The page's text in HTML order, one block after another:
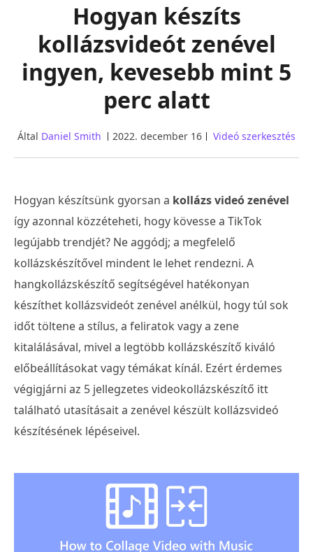
Hogyan készíts
kollázsvideót zenével
ingyen, kevesebb mint 5
perc alatt
Által Daniel Smith 2022. december 16 Videó szerkesztés
Hogyan készítsünk gyorsan a kollázs videó zenével
így azonnal közzéteheti, hogy kövesse a TikTok
legújabb trendjét? Ne aggódj; a megfelelő
kollázskészítővel mindent le lehet rendezni. A
hangkollázskészítő segítségével hatékonyan
készíthet kollázsvideót zenével anélkül, hogy túl sok
időt töltene a stílus, a feliratok vagy a zene
kitalálásával, mivel a legtöbb kollázskészítő kiváló
előbeállításokat vagy témákat kínál. Ezért érdemes
végigjárni az 5 jellegzetes videokollázskészítő itt
található utasításait a zenével készült kollázsvideó
készítésének lépéseivel.